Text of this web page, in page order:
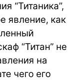
“Титаника”,
явление, как
“Титан” не
на
чего его